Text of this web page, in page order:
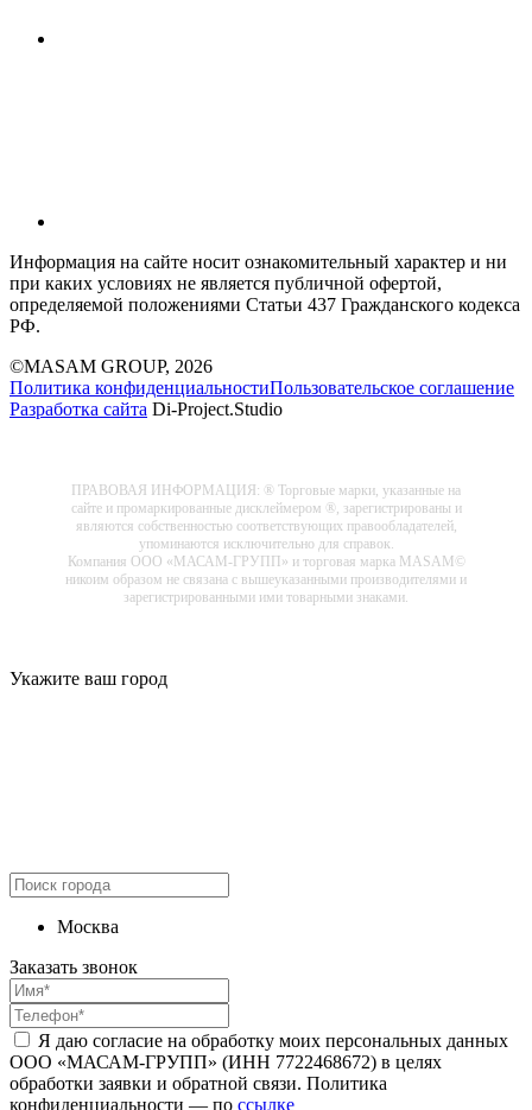
Информация на сайте носит ознакомительный характер и ни
при каких условиях не является публичной офертой,
определяемой положениями Статьи 437 Гражданского кодекса
РФ.
©MASAM GROUP, 2026
Политика конфиденциальностиПользовательское соглашение
Разработка сайта Di-Project.Studio
ПРАВОВАЯ ИНФОРМАЦИЯ: ® Торговые марки, указанные на
сайте и промаркированные дисклеймером ®, зарегистрированы и
являются собственностью соответствующих правообладателей,
упоминаются исключительно для справок.
Компания ООО «МАСАМ-ГРУПП» и торговая марка MASAM©
никоим образом не связана с вышеуказанными производителями и
зарегистрированными ими товарными знаками.
Укажите ваш город
Москва
Заказать звонок
Я даю согласие на обработку моих персональных данных
ООО «МАСАМ-ГРУПП» (ИНН 7722468672) в целях
обработки заявки и обратной связи. Политика
конфиденциальности — по ссылке